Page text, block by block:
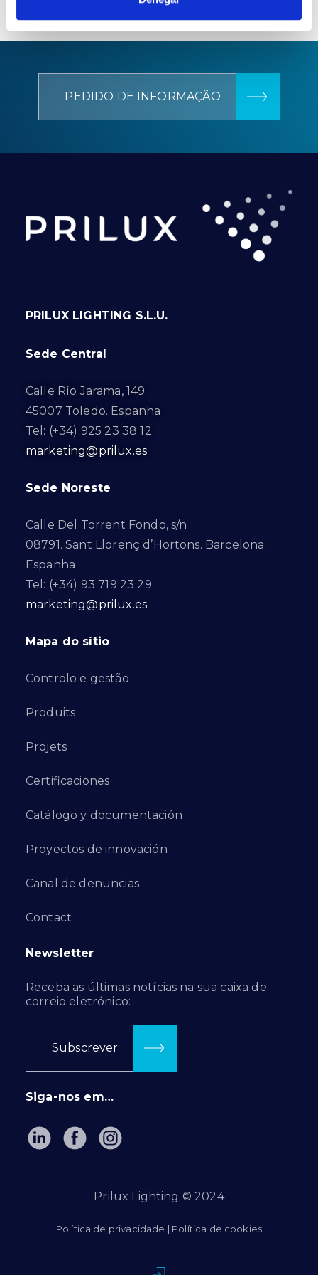
PEDIDO DE INFORMAÇÃO
PRILUX LIGHTING S.L.U.
Sede Central
Calle Río Jarama, 149
45007 Toledo. Espanha
Tel: (+34) 925 23 38 12
marketing@prilux.es
Sede Noreste
Calle Del Torrent Fondo, s/n
08791. Sant Llorenç d’Hortons. Barcelona.
Espanha
Tel: (+34) 93 719 23 29
marketing@prilux.es
Mapa do sítio
Controlo e gestão
Produits
Projets
Certificaciones
Catálogo y documentación
Proyectos de innovación
Canal de denuncias
Contact
Newsletter
Receba as últimas notícias na sua caixa de
correio eletrónico:
Subscrever
Siga-nos em…
Prilux Lighting © 2024
Política de privacidade | Política de cookies